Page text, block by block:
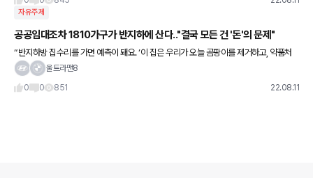
자유주제
공공임대조차 1810가구가 반지하에 산다.."결국 모든 건 '돈'의 문제"
“반지하방 집수리를 가면 예측이 돼요. ‘이 집은 우리가 오늘 곰팡이를 제거하고, 약품처
리, 도배까지 해도 1~2년 뒤에는 곰팡이가 또 발생하겠구나’라고요.” 김선미 성북주거복
울트라맨8
0
0 851 22.08.11